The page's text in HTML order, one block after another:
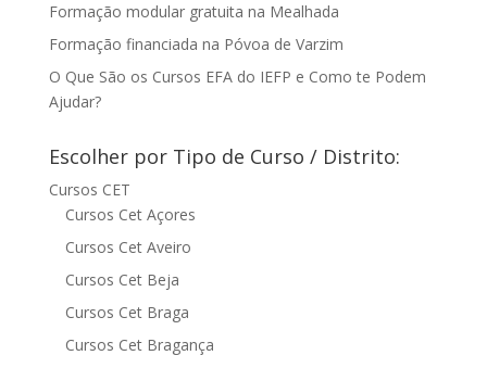
Formação modular gratuita na Mealhada
Formação financiada na Póvoa de Varzim
O Que São os Cursos EFA do IEFP e Como te Podem
Ajudar?
Escolher por Tipo de Curso / Distrito:
Cursos CET
Cursos Cet Açores
Cursos Cet Aveiro
Cursos Cet Beja
Cursos Cet Braga
Cursos Cet Bragança